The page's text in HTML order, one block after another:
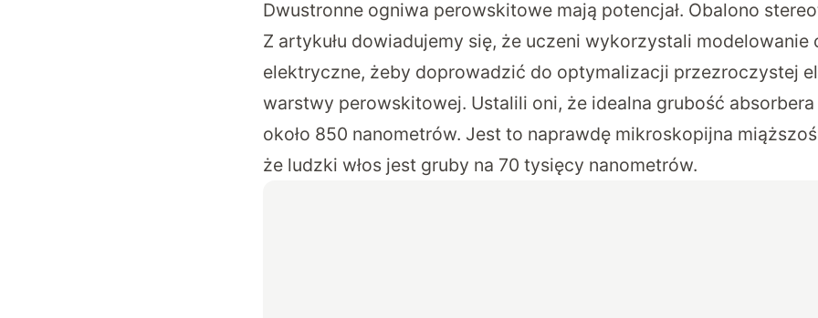
Dwustronne ogniwa perowskitowe mają potencjał. Obalono
Z artykułu dowiadujemy się, że uczeni wykorzystali modelowanie
elektryczne, żeby doprowadzić do optymalizacji przezroczystej
warstwy perowskitowej. Ustalili oni, że idealna grubość
około 850 nanometrów. Jest to naprawdę mikroskopijna
że ludzki włos jest gruby na 70 tysięcy nanometrów.